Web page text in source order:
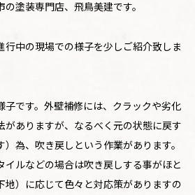
塗装専門店、飛鳥美建です。
行中の現場での様子を少しご紹介致しま
子です。外壁補修には、クラックや劣化
がありますが、なるべく元の状態に戻す
）為、吹き戻しという作業があります。
イルなどの場合は吹き戻しする事がほと
地）に応じて色々と対応策がありますの